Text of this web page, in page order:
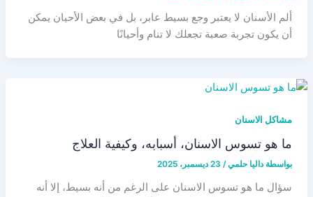
ألم الأسنان لا يعتبر وجع بسيط عابر، بل في بعض الأحيان يمكن
أن يكون تجربة صعبة تجعلك لا تنام وأحيانًا
مشاكل الاسنان
ما هو تسوس الاسنان، أسبابه، وكيفية العلاج
بواسطة داليا حلمي/ 23 ديسمبر، 2025
سؤال ما هو تسوس الاسنان على الرغم من أنه بسيط، إلا أنه